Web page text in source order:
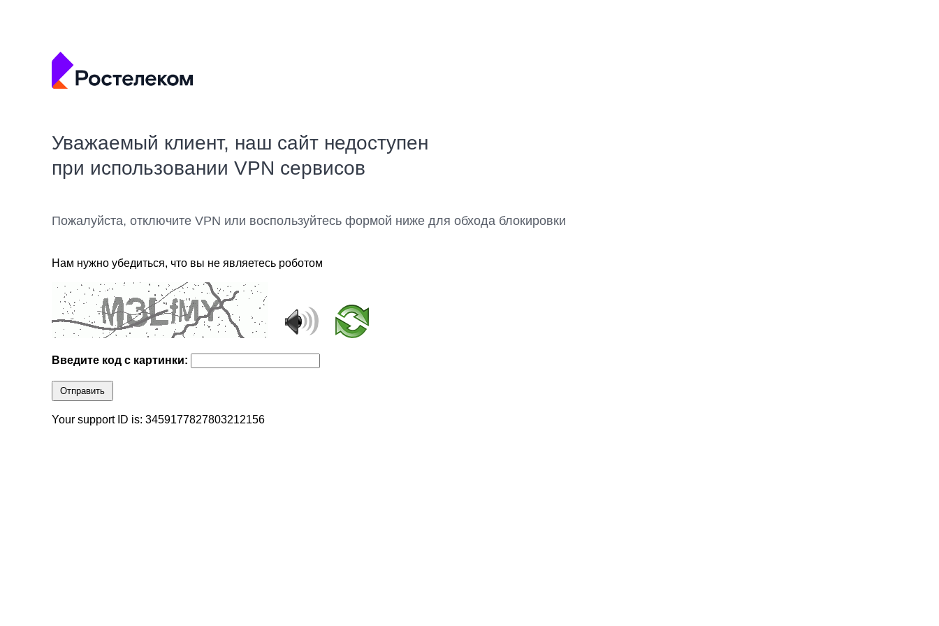
Уважаемый клиент, наш сайт недоступен
при использовании VPN сервисов
Пожалуйста, отключите VPN или воспользуйтесь формой ниже для обхода блокировки
Нам нужно убедиться, что вы не являетесь роботом
Введите код с картинки:
Отправить
Your support ID is: 3459177827803212156